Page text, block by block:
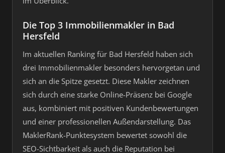
Die Top 3 Immobilienmakler in Bad
Hersfeld
Im aktuellen Ranking für Bad Hersfeld haben sich
drei Immobilienmakler besonders hervorgetan und
sich an die Spitze gesetzt. Diese Makler zeichnen
sich durch eine starke Online-Präsenz bei Google
aus, kombiniert mit positiven Kundenbewertungen
und einer professionellen Außendarstellung. Das
MaklerRank-Punktesystem bewertet sowohl die
SEO-Sichtbarkeit als auch die Reputation bei